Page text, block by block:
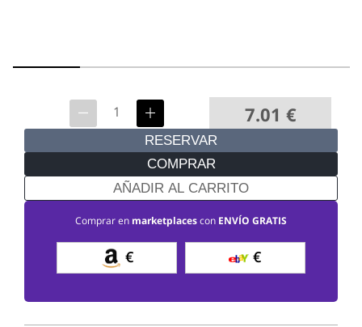
7.01 €
RESERVAR
COMPRAR
AÑADIR AL CARRITO
Comprar en marketplacescon ENVÍO GRATIS
€ €